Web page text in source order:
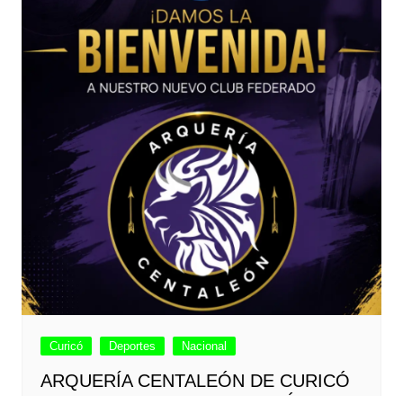
Curicó Deportes Nacional
ARQUERÍA CENTALEÓN DE CURICÓ